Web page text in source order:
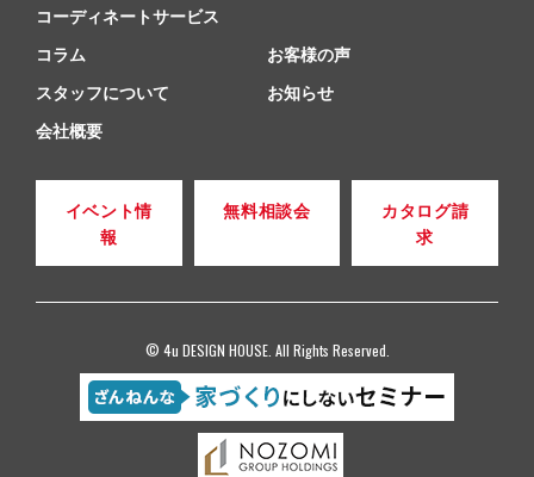
コーディネートサービス
コラム
お客様の声
スタッフについて
お知らせ
会社概要
イベント情
報
無料相談会
カタログ請
求
© 4u DESIGN HOUSE. All Rights Reserved.